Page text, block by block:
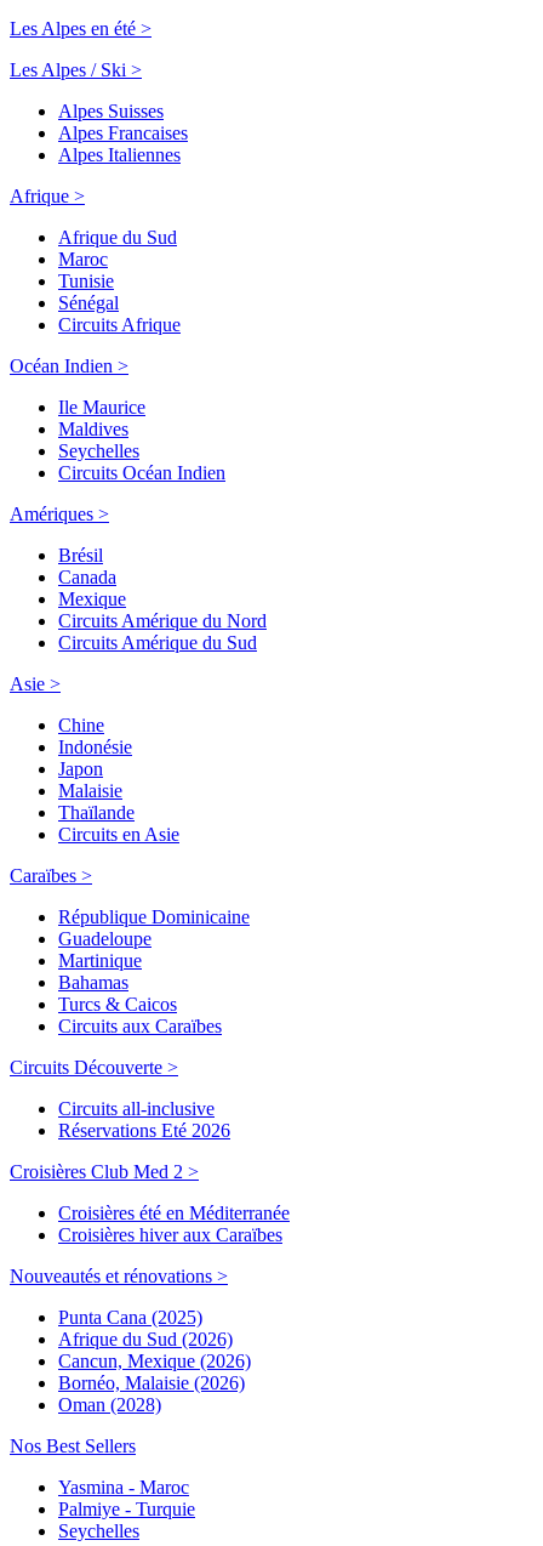
Les Alpes en été >
Les Alpes / Ski >
Alpes Suisses
Alpes Francaises
Alpes Italiennes
Afrique >
Afrique du Sud
Maroc
Tunisie
Sénégal
Circuits Afrique
Océan Indien >
Ile Maurice
Maldives
Seychelles
Circuits Océan Indien
Amériques >
Brésil
Canada
Mexique
Circuits Amérique du Nord
Circuits Amérique du Sud
Asie >
Chine
Indonésie
Japon
Malaisie
Thaïlande
Circuits en Asie
Caraïbes >
République Dominicaine
Guadeloupe
Martinique
Bahamas
Turcs & Caicos
Circuits aux Caraïbes
Circuits Découverte >
Circuits all-inclusive
Réservations Eté 2026
Croisières Club Med 2 >
Croisières été en Méditerranée
Croisières hiver aux Caraïbes
Nouveautés et rénovations >
Punta Cana (2025)
Afrique du Sud (2026)
Cancun, Mexique (2026)
Bornéo, Malaisie (2026)
Oman (2028)
Nos Best Sellers
Yasmina - Maroc
Palmiye - Turquie
Seychelles